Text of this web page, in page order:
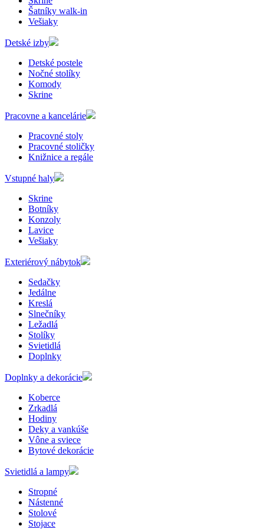
Šatníky walk-in
Vešiaky
Detské izby
Detské postele
Nočné stolíky
Komody
Skrine
Pracovne a kancelárie
Pracovné stoly
Pracovné stoličky
Knižnice a regále
Vstupné haly
Skrine
Botníky
Konzoly
Lavice
Vešiaky
Exteriérový nábytok
Sedačky
Jedálne
Kreslá
Slnečníky
Ležadlá
Stolíky
Svietidlá
Doplnky
Doplnky a dekorácie
Koberce
Zrkadlá
Hodiny
Deky a vankúše
Vône a sviece
Bytové dekorácie
Svietidlá a lampy
Stropné
Nástenné
Stolové
Stojace